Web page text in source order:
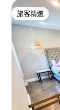
旅客精選
旅客精選